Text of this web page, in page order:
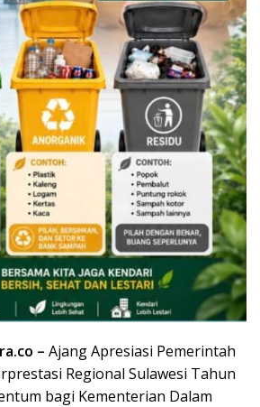
– Ajang Apresiasi Pemerintah
Regional Sulawesi Tahun
bagi Kementerian Dalam